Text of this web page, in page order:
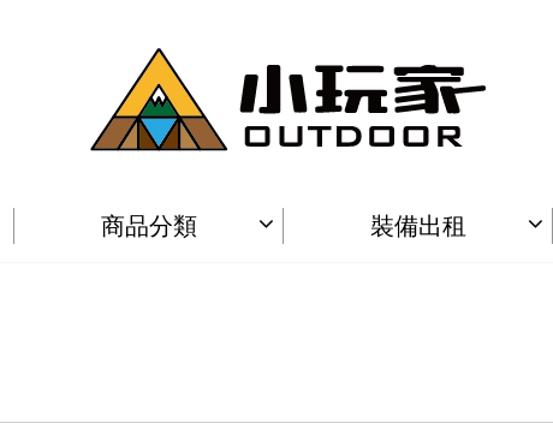
商品分類 裝備出租